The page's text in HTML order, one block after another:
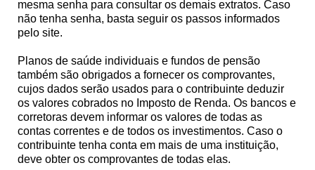
mesma senha para consultar os demais extratos. Caso
não tenha senha, basta seguir os passos informados
pelo site.
Planos de saúde individuais e fundos de pensão
também são obrigados a fornecer os comprovantes,
cujos dados serão usados para o contribuinte deduzir
os valores cobrados no Imposto de Renda. Os bancos e
corretoras devem informar os valores de todas as
contas correntes e de todos os investimentos. Caso o
contribuinte tenha conta em mais de uma instituição,
deve obter os comprovantes de todas elas.